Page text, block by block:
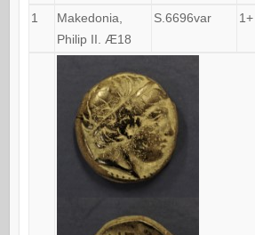
1
Makedonia,
Philip II. Æ18
S.6696var 1+